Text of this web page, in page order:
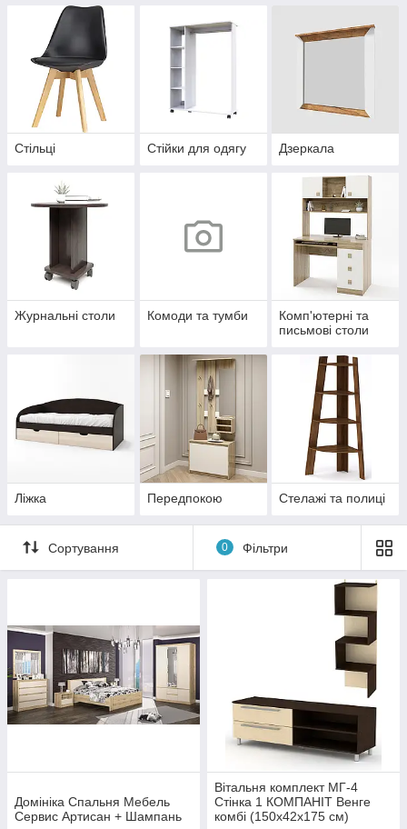
Стільці Стійки для одягу Дзеркала
Журнальні столи Комоди та тумби
Комп'ютерні та
письмові столи
Ліжка Передпокою Стелажі та полиці
Сортування 0 Фільтри
Домініка Спальня Мебель
Сервис Артисан + Шампань
Вітальня комплект МГ-4
Стінка 1 КОМПАНІТ Венге
комбі (150х42х175 см)